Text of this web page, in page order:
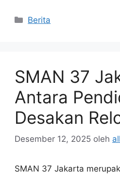
Kategori
Berita
SMAN 37
Antara
Desakan
Desember 12, 2025 oleh
SMAN 37 Jakarta